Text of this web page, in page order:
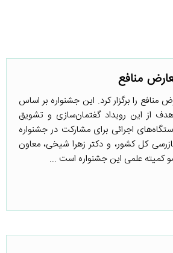
منافع
را برگزار کرد. این جشنواره بر اساس
از این رویداد گفتمان‌سازی و تشویق
اجرائی برای مشارکت در جشنواره
کل کشور، و دکتر زهرا شیخی، معاون
کمیته علمی این جشنواره است ...